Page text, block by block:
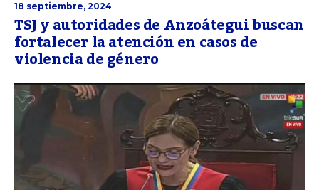
18 septiembre, 2024
TSJ y autoridades de Anzoátegui buscan
fortalecer la atención en casos de
violencia de género